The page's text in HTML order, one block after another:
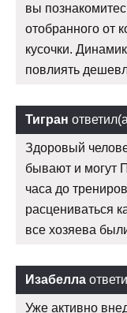
вы
отобранного от
кусочки.
повлиять
Тигран
Здоровый
бывают и могут
часа до
расцениваться
все хозяева
Изабелла
Уже активно